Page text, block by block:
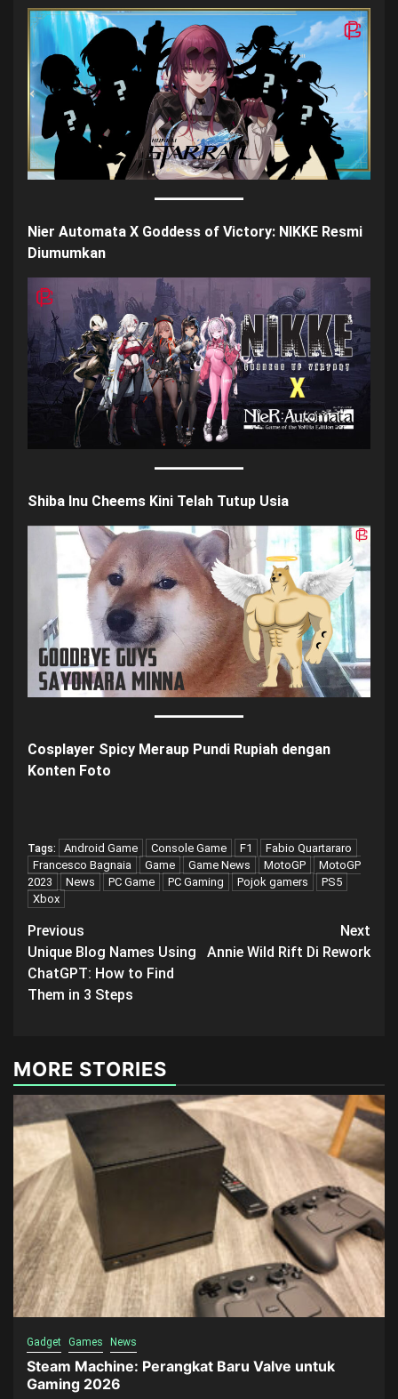
Nier Automata X Goddess of Victory: NIKKE Resmi
Diumumkan
Shiba Inu Cheems Kini Telah Tutup Usia
Cosplayer Spicy Meraup Pundi Rupiah dengan
Konten Foto
Tags: Android Game Console Game F1
Fabio Quartararo
Francesco Bagnaia
Game Game News MotoGP
MotoGP
2023
News PC Game PC Gaming Pojok gamers
PS5
Xbox
Post
navigation
Previous
Unique Blog Names Using
ChatGPT: How to Find
Them in 3 Steps
Next
Annie Wild Rift Di Rework
MORE STORIES
Gadget Games News
Steam Machine: Perangkat Baru Valve untuk
Gaming 2026